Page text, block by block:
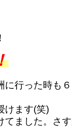
に行った時も
けます(笑)
ました。さす